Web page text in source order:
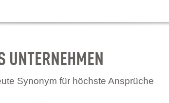
UNTERNEHMEN
Synonym für höchste Ansprüche